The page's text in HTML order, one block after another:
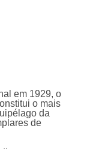
em 1929, o
o mais
da
de